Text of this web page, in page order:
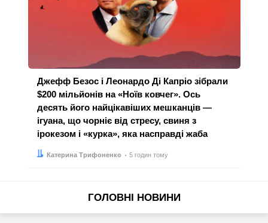
Джефф Безос і Леонардо Ді Капріо зібрали
$200 мільйонів на «Ноїв ковчег». Ось
десять його найцікавіших мешканців —
ігуана, що чорніє від стресу, свиня з
ірокезом і «курка», яка насправді жаба
Автор:
Катерина Трифоненко
Дата: 5 годин тому
ГОЛОВНІ НОВИНИ